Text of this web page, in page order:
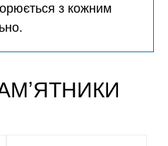
з кожним